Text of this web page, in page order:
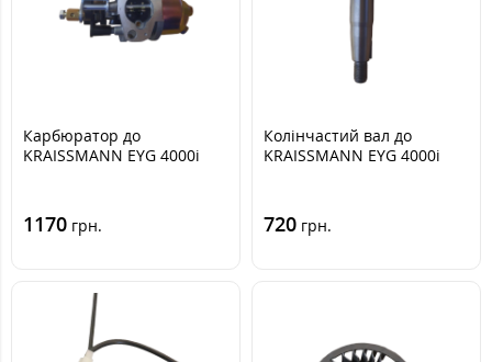
Карбюратор до
KRAISSMANN EYG 4000i
1170 грн.
Колінчастий вал до
KRAISSMANN EYG 4000i
720 грн.